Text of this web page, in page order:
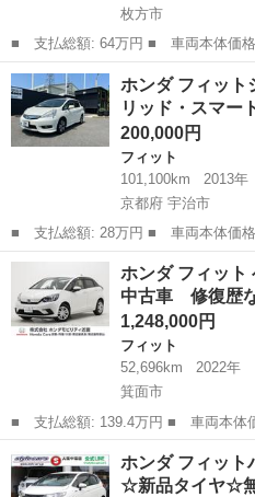
枚方市
■ 支払総額: 64万円 ■ 車両本体価格： 480,000 円 ■ メーカー
名： ホンダ ■ 車種名： フィット
名： Ｆパッケージ ・車検２年・プ
２個・ＥＴＣ・社外ナ...
大阪 枚方市 フィット
ホンダ フィット
リッド・スマ
200,000円
フィット
101,100km
2013年
京都府 宇治市
■ 支払総額: 28万円 ■ 車両本体価格： 200,000 円 ■ メーカー
名： ホンダ ■ 車種名： フィット
ード名： ハイブリッド・スマート
■ 排気量： 1...
京都 宇治市 フィット
ホンダ フィッ
中古車 修復歴
1,248,000円
フィット
52,696km
2022年
箕面市
■ 支払総額: 139.4万円 ■ 車両本体価格： 1,248,000 円 ■ メーカ
ー名： ホンダ ■ 車種名： フィ
ク Ｈｏｎｄａ認定中古車 修復歴
プレイオ...
大阪 箕面市 フィット
ホンダ フィッ
☆新品タイヤ☆